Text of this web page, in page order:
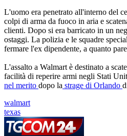
L'uomo era penetrato all'interno del
colpi di arma da fuoco in aria e
clienti. Dopo si era barricato in un
ostaggi. La polizia e le squadre
fermare l'ex dipendente, a quanto
L'assalto a Walmart è destinato a
facilità di reperire armi negli Stati
nel merito dopo la strage di Orlando
walmart
texas